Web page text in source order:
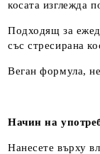
косата изглежда
Подходящ за
със стресирана
Веган формула,
Начин на
Нанесете върху